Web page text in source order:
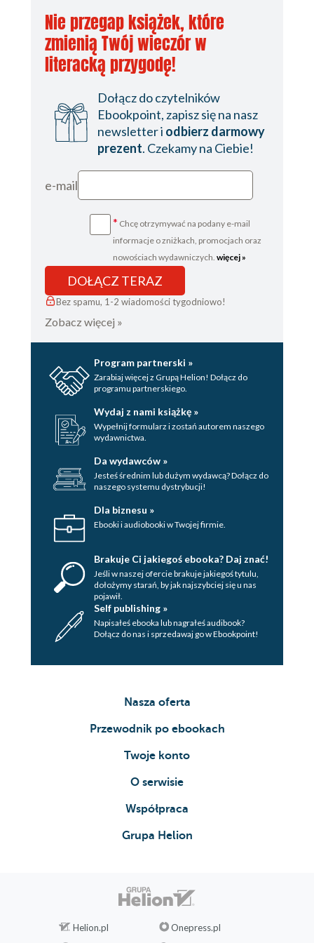
29. Pierwszy kontakt
30. Kwiat
31. Prędkość końcowa
32. Fala
33. Pająk
34. Jego ekscelencja żałuje
35. Przesyłka specjalna
37. Pocisk
38. Zgromadzenie Ogólne
39. Decyzja dowódcy
40. Sabotażysta
41. Bohater
42. Szklana świątynia
43. Odwrót
44. Napęd kosmiczny
45. Feniks
46. Interludium
Seria "Wehikuł czasu"
Spis treści
Strona redakcyjna
Nie przegap książek, które
zmienią Twój wieczór w
literacką przygodę!
Dołącz do czytelników
Ebookpoint, zapisz się na nasz
newsletter i odbierz darmowy
prezent. Czekamy na Ciebie!
e-mail
* Chcę otrzymywać na podany e-mail
informacje o zniżkach, promocjach oraz
nowościach wydawniczych. więcej »
DOŁĄCZ TERAZ
Bez spamu, 1-2 wiadomości tygodniowo!
Zobacz więcej »
Program partnerski »
Zarabiaj więcej z Grupą Helion! Dołącz do
programu partnerskiego.
Wydaj z nami książkę »
Wypełnij formularz i zostań autorem naszego
wydawnictwa.
Da wydawców »
Jesteś średnim lub dużym wydawcą? Dołącz do
naszego systemu dystrybucji!
Dla biznesu »
Ebooki i audiobooki w Twojej firmie.
Brakuje Ci jakiegoś ebooka? Daj znać!
Jeśli w naszej ofercie brakuje jakiegoś tytulu,
dołożymy starań, by jak najszybciej się u nas
pojawił.
Self publishing »
Napisałeś ebooka lub nagrałeś audibook?
Dołącz do nas i sprzedawaj go w Ebookpoint!
Nasza oferta
Przewodnik po ebookach
Twoje konto
O serwisie
Współpraca
Grupa Helion
Helion.pl
Onepress.pl